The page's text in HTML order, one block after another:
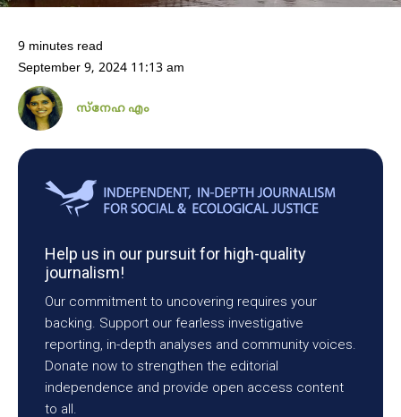
9 minutes read
September 9, 2024 11:13 am
സ്നേഹ എം
Help us in our pursuit for high-quality
journalism!
Our commitment to uncovering requires your
backing. Support our fearless investigative
reporting, in-depth analyses and community voices.
Donate now to strengthen the editorial
independence and provide open access content
to all.